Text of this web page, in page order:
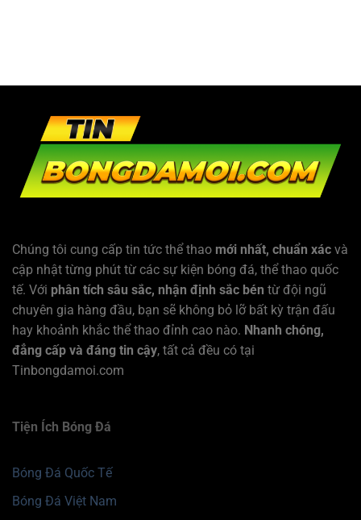
Chúng tôi cung cấp tin tức thể thao mới nhất, chuẩn xác và
cập nhật từng phút từ các sự kiện bóng đá, thể thao quốc
tế. Với phân tích sâu sắc, nhận định sắc bén từ đội ngũ
chuyên gia hàng đầu, bạn sẽ không bỏ lỡ bất kỳ trận đấu
hay khoảnh khắc thể thao đỉnh cao nào. Nhanh chóng,
đẳng cấp và đáng tin cậy, tất cả đều có tại
Tinbongdamoi.com
Tiện Ích Bóng Đá
Bóng Đá Quốc Tế
Bóng Đá Việt Nam